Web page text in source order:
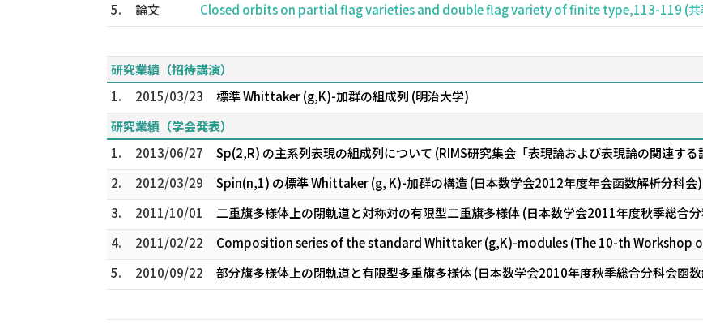
5.
論文
Closed orbits on partial flag varieties and double flag variety of finite type,113-119 (
研究業績（招待講演）
1.
2015/03/23
標準 Whittaker (g,K)-加群の組成列 (明治大学)
研究業績（学会発表）
1.
2013/06/27
Sp(2,R) の主系列表現の組成列について (RIMS研究集会「表現論および表現論の関連す
2.
2012/03/29
Spin(n,1) の標準 Whittaker (g, K)-加群の構造 (日本数学会2012年度年会函数解析分科会)
3.
2011/10/01
二重旗多様体上の閉軌道と対称対の有限型二重旗多様体 (日本数学会2011年度秋季総合
4.
2011/02/22
Composition series of the standard Whittaker (g,K)-modules (The 10-th
5.
2010/09/22
部分旗多様体上の閉軌道と有限型多重旗多様体 (日本数学会2010年度秋季総合分科会函